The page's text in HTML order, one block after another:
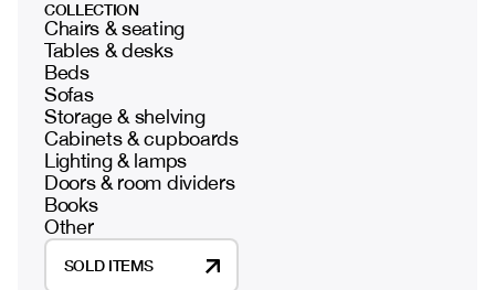
COLLECTION
Chairs & seating
Tables & desks
Beds
Sofas
Storage & shelving
Cabinets & cupboards
Lighting & lamps
Doors & room dividers
Books
Other
SOLD ITEMS